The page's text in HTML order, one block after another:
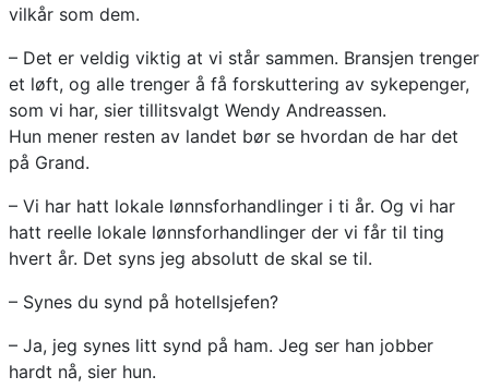
vilkår som dem.
– Det er veldig viktig at vi står sammen. Bransjen trenger
et løft, og alle trenger å få forskuttering av sykepenger,
som vi har, sier tillitsvalgt Wendy Andreassen.
Hun mener resten av landet bør se hvordan de har det
på Grand.
– Vi har hatt lokale lønnsforhandlinger i ti år. Og vi har
hatt reelle lokale lønnsforhandlinger der vi får til ting
hvert år. Det syns jeg absolutt de skal se til.
– Synes du synd på hotellsjefen?
– Ja, jeg synes litt synd på ham. Jeg ser han jobber
hardt nå, sier hun.